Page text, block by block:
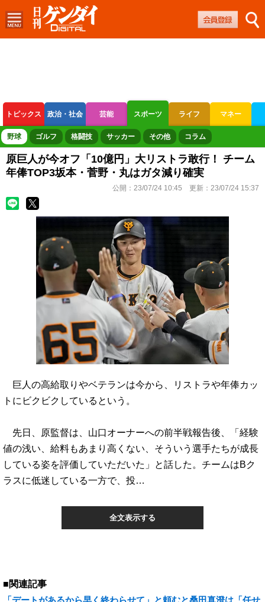
トピックス 政治・社会 芸能 スポーツ ライフ マネー
ボートレース 競輪 オートレース
野球 ゴルフ 格闘技 サッカー その他 コラム
原巨人が今オフ「10億円」大リストラ敢行！ チーム
年俸TOP3坂本・菅野・丸はガタ減り確実
公開： 23/07/24 10:45 更新： 23/07/24 15:37
巨人の高給取りやベテランは今から、リストラや年俸カッ
トにビクビクしているという。
先日、原監督は、山口オーナーへの前半戦報告後、「経験
値の浅い、給料もあまり高くない、そういう選手たちが成長
している姿を評価していただいた」と話した。チームはBク
ラスに低迷している一方で、投…
全文表示する
■関連記事
「デートがあるから早く終わらせて」と頼むと桑田真澄は「任せ